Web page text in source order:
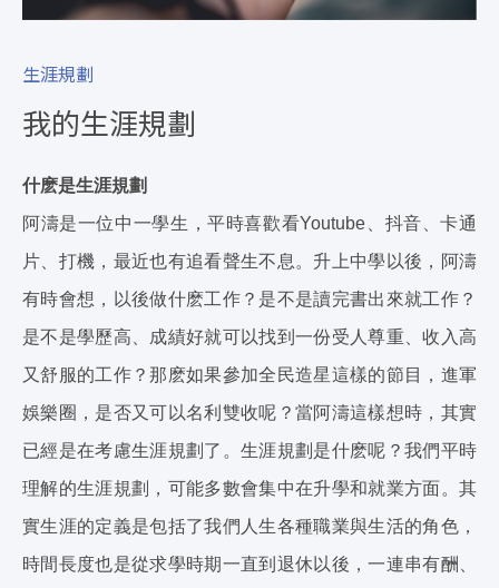
生涯規劃
我的生涯規劃
什麽是生涯規劃
阿濤是一位中一學生，平時喜歡看Youtube、抖音、卡通
片、打機，最近也有追看聲生不息。升上中學以後，阿濤
有時會想，以後做什麽工作？是不是讀完書出來就工作？
是不是學歷高、成績好就可以找到一份受人尊重、收入高
又舒服的工作？那麽如果參加全民造星這樣的節目，進軍
娛樂圈，是否又可以名利雙收呢？當阿濤這樣想時，其實
已經是在考慮生涯規劃了。生涯規劃是什麽呢？我們平時
理解的生涯規劃，可能多數會集中在升學和就業方面。其
實生涯的定義是包括了我們人生各種職業與生活的角色，
時間長度也是從求學時期一直到退休以後，一連串有酬、